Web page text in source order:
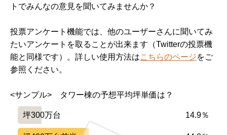
トでみんなの意見を聞いてみませんか？
投票アンケート機能では、他のユーザーさんに聞いてみ
たいアンケートを取ることが出来ます（Twitterの投票機
能と同様です）。詳しい使用方法はこちらのページをご
参照ください。
<サンプル>　タワー棟の予想平均坪単価は？
坪300万台 14.9％